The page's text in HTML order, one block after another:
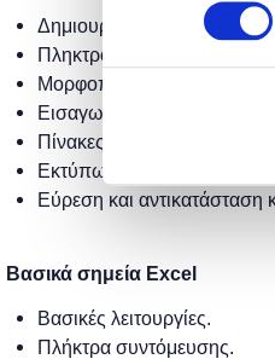
Δημιουργία, άνοιγμα και
Πληκτρολόγηση κειμένου.
Μορφοποίηση.
Εισαγωγή εικόνων.
Πίνακες.
Εκτύπωση.
Εύρεση και αντικατάσταση
Βασικά σημεία Excel
Βασικές λειτουργίες.
Πλήκτρα συντόμευσης.